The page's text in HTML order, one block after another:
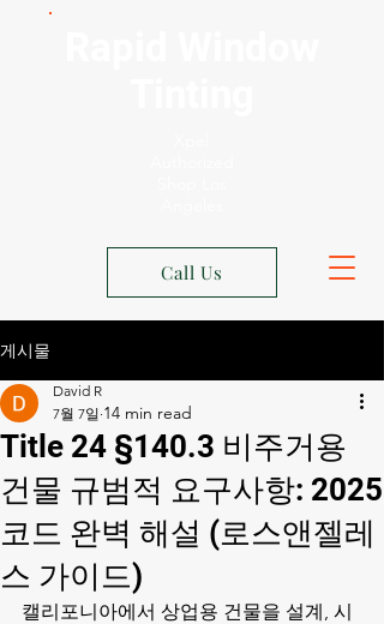
Call Us
게시물
Title 24 §140.3 비주거용
건물 규범적 요구사항: 2025
코드 완벽 해설 (로스앤젤레
스 가이드)
David R
7월 7일
캘리포니아에서 상업용 건물을 설계, 시